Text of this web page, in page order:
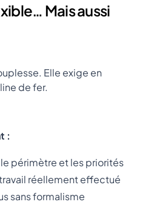
Mais aussi
Elle exige en
de fer.
:
périmètre et les priorités
réellement effectué
sans formalisme